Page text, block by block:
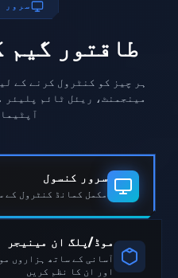
سرور
طاقتور گیم
ہر چیز کو کنٹرول کرنے کے
مینجمنٹ، ریئل ٹائم پلیئر
سرور کنسول
مکمل کمانڈ کنٹرول کے
موڈ/پلگ ان مینیجر
آسانی کے ساتھ ہزاروں
اور ان کا نظم کریں